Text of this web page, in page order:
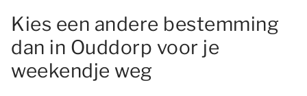
Kies een andere bestemming
dan in Ouddorp voor je
weekendje weg